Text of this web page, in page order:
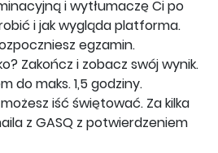
i wytłumaczę Ci po
i jak wygląda platforma.
egzamin.
Zakończ i zobacz swój wynik.
do maks. 1,5 godziny.
iść świętować. Za kilka
z GASQ z potwierdzeniem